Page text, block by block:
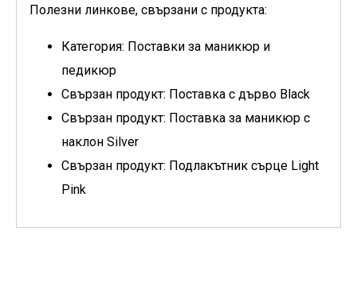
Полезни линкове, свързани с продукта:
Категория: Поставки за маникюр и
педикюр
Свързан продукт: Поставка с дърво Black
Свързан продукт: Поставка за маникюр с
наклон Silver
Свързан продукт: Подлакътник сърце Light
Pink